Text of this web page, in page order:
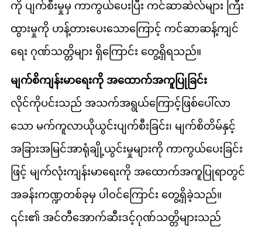
ကို ပျက်စီးမှုမှ ကာကွယ်ပေးပြီး ကင်ဆာဆဲလ်များ ကြီး
ထွားမှုကို ဟန့်တားပေးသောကြောင့် ကင်ဆာဆန့်ကျင်
ရေး ဂုဏ်သတ္တိများ ရှိကြောင်း တွေ့ရှိရသည်။
မျက်စိကျန်းမာရေးကို အထောက်အကူပြုခြင်း
လိုင်ကိုပင်းသည် အသက်အရွယ်ကြောင့်ဖြစ်ပေါ်လာ
သော မက်ကူလာယိုယွင်းပျက်စီးခြင်း၊ မျက်စိတိမ်နှင့်
အခြားအမြင်အာရုံချို့ယွင်းမှုများကို ကာကွယ်ပေးခြင်း
ဖြင့် မျက်လုံးကျန်းမာရေးကို အထောက်အကူပြုရာတွင်
အခန်းကဏ္ဍတစ်ခုမှ ပါဝင်ကြောင်း တွေ့ရှိခဲ့သည်။
၎င်း၏ အင်တီအောက်ဆီးဒင့်ဂုဏ်သတ္တိများသည်